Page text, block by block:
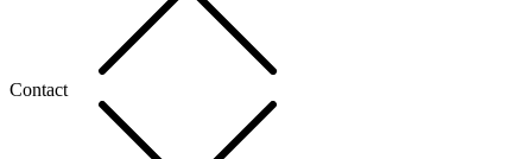
Contact